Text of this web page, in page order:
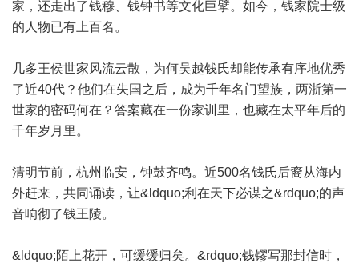
家，还走出了钱穆、钱钟书等文化巨擘。如今，钱家院士级
的人物已有上百名。
几多王侯世家风流云散，为何吴越钱氏却能传承有序地优秀
了近40代？他们在失国之后，成为千年名门望族，两浙第一
世家的密码何在？答案藏在一份家训里，也藏在太平年后的
千年岁月里。
清明节前，杭州临安，钟鼓齐鸣。近500名钱氏后裔从海内
外赶来，共同诵读，让&ldquo;利在天下必谋之&rdquo;的声
音响彻了钱王陵。
&ldquo;陌上花开，可缓缓归矣。&rdquo;钱镠写那封信时，